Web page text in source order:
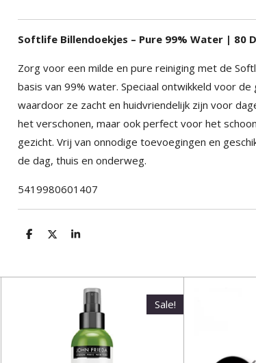
Softlife Billendoekjes – Pure 99% Water | 80
Zorg voor een milde en pure reiniging met de
basis van 99% water. Speciaal ontwikkeld voor de
waardoor ze zacht en huidvriendelijk zijn voor
het verschonen, maar ook perfect voor het
gezicht. Vrij van onnodige toevoegingen en
de dag, thuis en onderweg.
5419980601407
D
n
D
S
e
Sale!